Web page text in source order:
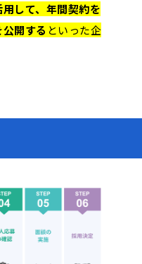
して、年間契約を
開する といった企